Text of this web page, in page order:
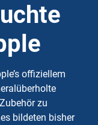
offiziellem
zu
bildeten bisher